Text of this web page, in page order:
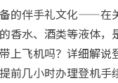
的伴手礼文化——在
香水、酒类等液体，
上飞机吗？详细解说
前几小时办理登机手